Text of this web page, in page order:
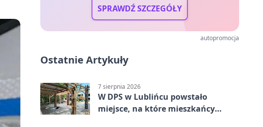
SPRAWDŹ SZCZEGÓŁY
autopromocja
Ostatnie Artykuły
7 sierpnia 2026
W DPS w Lublińcu powstało
miejsce, na które mieszkańcy